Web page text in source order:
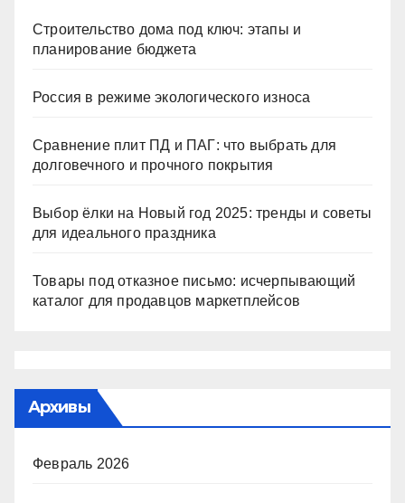
Строительство дома под ключ: этапы и
планирование бюджета
Россия в режиме экологического износа
Сравнение плит ПД и ПАГ: что выбрать для
долговечного и прочного покрытия
Выбор ёлки на Новый год 2025: тренды и советы
для идеального праздника
Товары под отказное письмо: исчерпывающий
каталог для продавцов маркетплейсов
Архивы
Февраль 2026